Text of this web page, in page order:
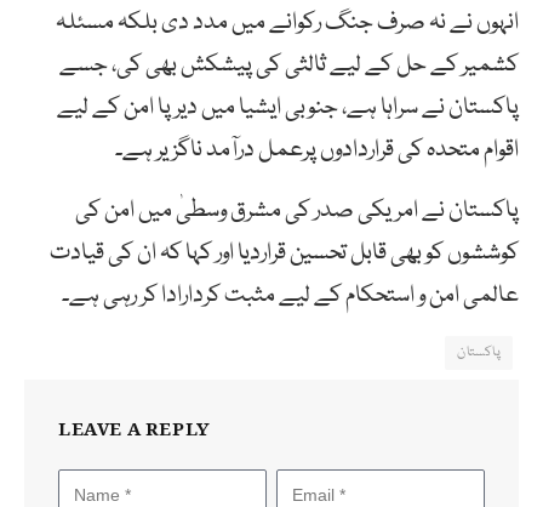
انہوں نے نہ صرف جنگ رکوانے میں مدد دی بلکہ مسئلہ
کشمیر کے حل کے لیے ثالثی کی پیشکش بھی کی، جسے
پاکستان نے سراہا ہے، جنوبی ایشیا میں دیرپا امن کے لیے
اقوام متحدہ کی قراردادوں پرعمل درآمد ناگزیر ہے۔
پاکستان نے امریکی صدر کی مشرق وسطیٰ میں امن کی
کوششوں کو بھی قابل تحسین قراردیا اور کہا کہ ان کی قیادت
عالمی امن و استحکام کے لیے مثبت کردارادا کر رہی ہے۔
پاکستان
LEAVE A REPLY